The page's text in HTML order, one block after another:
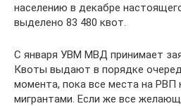
населению в декабре
выделено 83 480 квот.
С января УВМ МВД принимает
Квоты выдают в порядке
момента, пока все места на РВП
мигрантами. Если же все